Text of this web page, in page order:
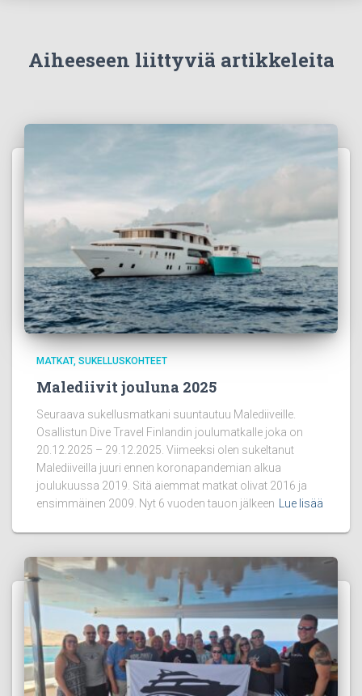
Aiheeseen liittyviä artikkeleita
MATKAT SUKELLUSKOHTEET
Malediivit jouluna 2025
Seuraava sukellusmatkani suuntautuu Malediiveille.
Osallistun Dive Travel Finlandin joulumatkalle joka on
20.12.2025 – 29.12.2025. Viimeeksi olen sukeltanut
Malediiveilla juuri ennen koronapandemian alkua
joulukuussa 2019. Sitä aiemmat matkat olivat 2016 ja
ensimmäinen 2009. Nyt 6 vuoden tauon jälkeen
Lue lisää